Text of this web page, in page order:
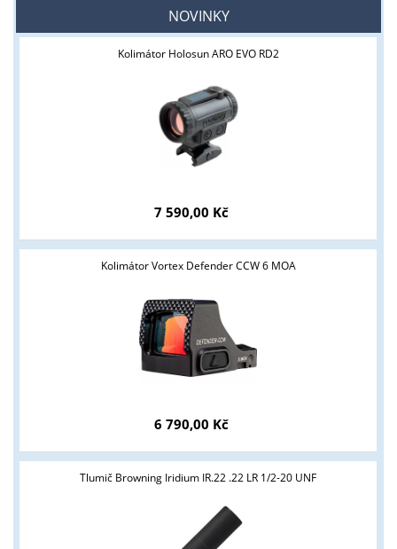
NOVINKY
Kolimátor Holosun ARO EVO RD2
7 590,00 Kč
Kolimátor Vortex Defender CCW 6 MOA
6 790,00 Kč
Tlumič Browning Iridium IR.22 .22 LR 1/2-20 UNF
Tyto stránky jsou určeny pouze odborné veřejnosti od 18 let a
podnikatelům v oblasti zbraně a střelivo. Splňujete tyto
NE